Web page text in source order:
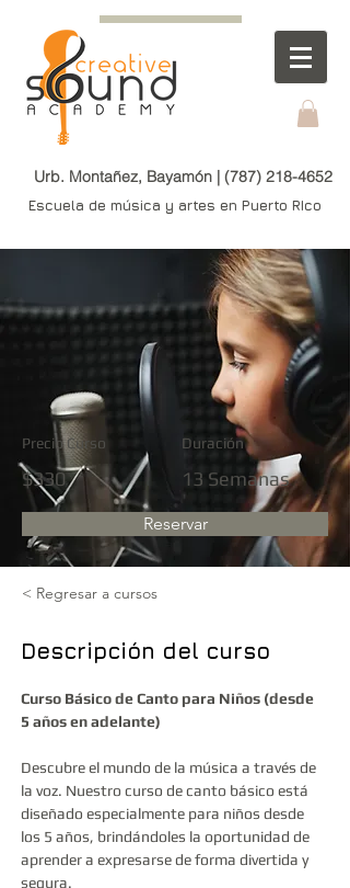
Urb. Montañez, Bayamón | (787) 218-4652
Escuela de música y artes en Puerto RIco
Precio Curso
$330
Reservar
13 Semanas
Duración
< Regresar a cursos
Descripción del curso
Curso Básico de Canto para Niños (desde
5 años en adelante)
Descubre el mundo de la música a través de
la voz. Nuestro curso de canto básico está
diseñado especialmente para niños desde
los 5 años, brindándoles la oportunidad de
aprender a expresarse de forma divertida y
segura.